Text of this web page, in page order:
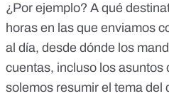
¿Por ejemplo? A qué
horas en las que enviamos
al día, desde dónde los
cuentas, incluso los asuntos
solemos resumir el tema del